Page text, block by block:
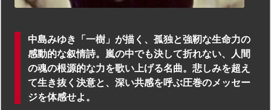
中島みゆき「一樹」が描く、孤独と強靭な生命力の
感動的な叙情詩。嵐の中でも決して折れない、人間
の魂の根源的な力を歌い上げる名曲。悲しみを超え
て生き抜く決意と、深い共感を呼ぶ圧巻のメッセー
ジを体感せよ。